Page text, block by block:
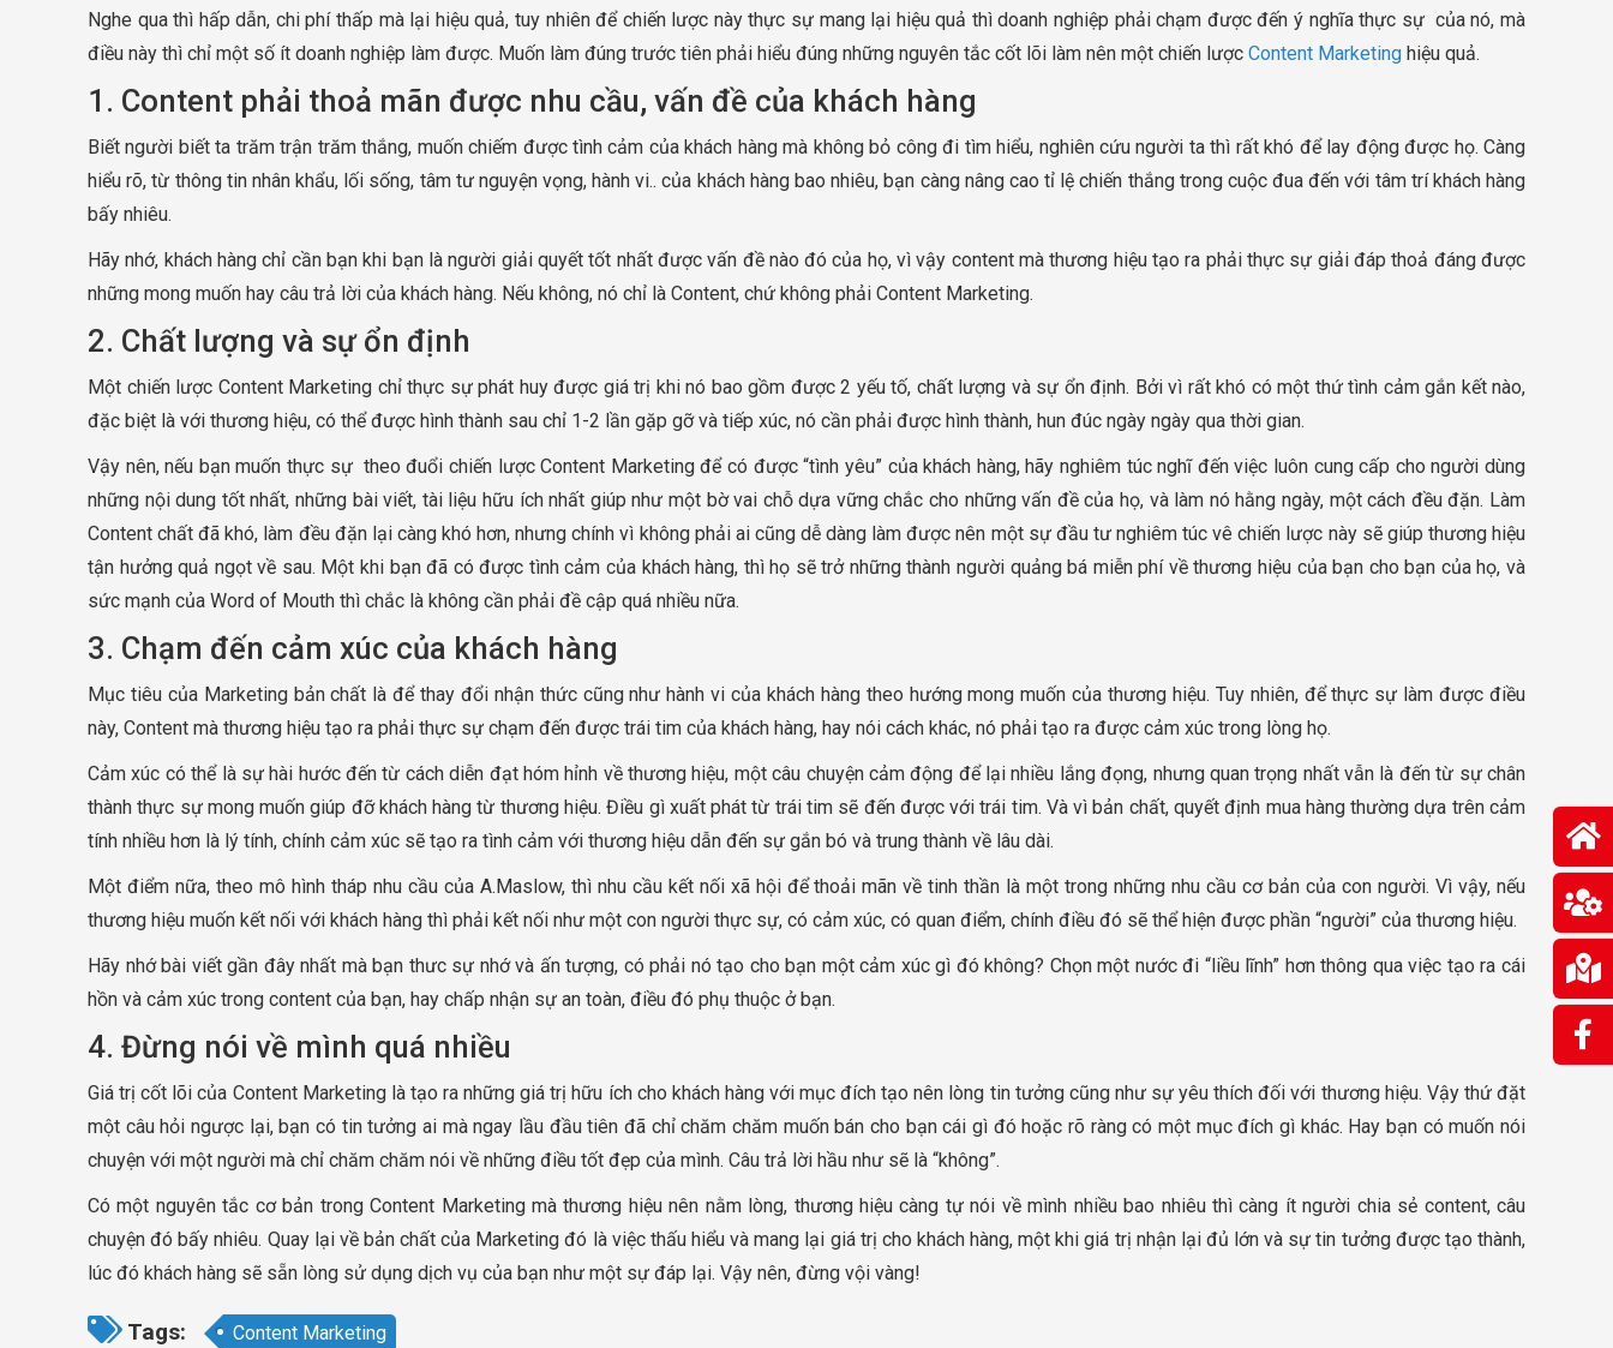
Nghe qua thì hấp dẫn, chi phí thấp mà lại hiệu quả, tuy nhiên để chiến lược này thực sự mang lại hiệu quả thì doanh nghiệp phải chạm được đến ý nghĩa thực sự của nó, mà
điều này thì chỉ một số ít doanh nghiệp làm được. Muốn làm đúng trước tiên phải hiểu đúng những nguyên tắc cốt lõi làm nên một chiến lược Content Marketing hiệu quả.
1. Content phải thoả mãn được nhu cầu, vấn đề của khách hàng
Biết người biết ta trăm trận trăm thắng, muốn chiếm được tình cảm của khách hàng mà không bỏ công đi tìm hiểu, nghiên cứu người ta thì rất khó để lay động được họ. Càng
hiểu rõ, từ thông tin nhân khẩu, lối sống, tâm tư nguyện vọng, hành vi.. của khách hàng bao nhiêu, bạn càng nâng cao tỉ lệ chiến thắng trong cuộc đua đến với tâm trí khách hàng
bấy nhiêu.
Hãy nhớ, khách hàng chỉ cần bạn khi bạn là người giải quyết tốt nhất được vấn đề nào đó của họ, vì vậy content mà thương hiệu tạo ra phải thực sự giải đáp thoả đáng được
những mong muốn hay câu trả lời của khách hàng. Nếu không, nó chỉ là Content, chứ không phải Content Marketing.
2. Chất lượng và sự ổn định
Một chiến lược Content Marketing chỉ thực sự phát huy được giá trị khi nó bao gồm được 2 yếu tố, chất lượng và sự ổn định. Bởi vì rất khó có một thứ tình cảm gắn kết nào,
đặc biệt là với thương hiệu, có thể được hình thành sau chỉ 1-2 lần gặp gỡ và tiếp xúc, nó cần phải được hình thành, hun đúc ngày ngày qua thời gian.
Vậy nên, nếu bạn muốn thực sự theo đuổi chiến lược Content Marketing để có được “tình yêu” của khách hàng, hãy nghiêm túc nghĩ đến việc luôn cung cấp cho người dùng
những nội dung tốt nhất, những bài viết, tài liệu hữu ích nhất giúp như một bờ vai chỗ dựa vững chắc cho những vấn đề của họ, và làm nó hằng ngày, một cách đều đặn. Làm
Content chất đã khó, làm đều đặn lại càng khó hơn, nhưng chính vì không phải ai cũng dễ dàng làm được nên một sự đầu tư nghiêm túc vê chiến lược này sẽ giúp thương hiệu
tận hưởng quả ngọt về sau. Một khi bạn đã có được tình cảm của khách hàng, thì họ sẽ trở những thành người quảng bá miễn phí về thương hiệu của bạn cho bạn của họ, và
sức mạnh của Word of Mouth thì chắc là không cần phải đề cập quá nhiều nữa.
3. Chạm đến cảm xúc của khách hàng
Mục tiêu của Marketing bản chất là để thay đổi nhận thức cũng như hành vi của khách hàng theo hướng mong muốn của thương hiệu. Tuy nhiên, để thực sự làm được điều
này, Content mà thương hiệu tạo ra phải thực sự chạm đến được trái tim của khách hàng, hay nói cách khác, nó phải tạo ra được cảm xúc trong lòng họ.
Cảm xúc có thể là sự hài hước đến từ cách diễn đạt hóm hỉnh về thương hiệu, một câu chuyện cảm động để lại nhiều lắng đọng, nhưng quan trọng nhất vẫn là đến từ sự chân
thành thực sự mong muốn giúp đỡ khách hàng từ thương hiệu. Điều gì xuất phát từ trái tim sẽ đến được với trái tim. Và vì bản chất, quyết định mua hàng thường dựa trên cảm
tính nhiều hơn là lý tính, chính cảm xúc sẽ tạo ra tình cảm với thương hiệu dẫn đến sự gắn bó và trung thành về lâu dài.
Một điểm nữa, theo mô hình tháp nhu cầu của A.Maslow, thì nhu cầu kết nối xã hội để thoải mãn về tinh thần là một trong những nhu cầu cơ bản của con người. Vì vậy, nếu
thương hiệu muốn kết nối với khách hàng thì phải kết nối như một con người thực sự, có cảm xúc, có quan điểm, chính điều đó sẽ thể hiện được phần “người” của thương hiệu.
Hãy nhớ bài viết gần đây nhất mà bạn thưc sự nhớ và ấn tượng, có phải nó tạo cho bạn một cảm xúc gì đó không? Chọn một nước đi “liều lĩnh” hơn thông qua việc tạo ra cái
hồn và cảm xúc trong content của bạn, hay chấp nhận sự an toàn, điều đó phụ thuộc ở bạn.
4. Đừng nói về mình quá nhiều
Giá trị cốt lõi của Content Marketing là tạo ra những giá trị hữu ích cho khách hàng với mục đích tạo nên lòng tin tưởng cũng như sự yêu thích đối với thương hiệu. Vậy thứ đặt
một câu hỏi ngược lại, bạn có tin tưởng ai mà ngay lầu đầu tiên đã chỉ chăm chăm muốn bán cho bạn cái gì đó hoặc rõ ràng có một mục đích gì khác. Hay bạn có muốn nói
chuyện với một người mà chỉ chăm chăm nói về những điều tốt đẹp của mình. Câu trả lời hầu như sẽ là “không”.
Có một nguyên tắc cơ bản trong Content Marketing mà thương hiệu nên nằm lòng, thương hiệu càng tự nói về mình nhiều bao nhiêu thì càng ít người chia sẻ content, câu
chuyện đó bấy nhiêu. Quay lại về bản chất của Marketing đó là việc thấu hiểu và mang lại giá trị cho khách hàng, một khi giá trị nhận lại đủ lớn và sự tin tưởng được tạo thành,
lúc đó khách hàng sẽ sẵn lòng sử dụng dịch vụ của bạn như một sự đáp lại. Vậy nên, đừng vội vàng!
Tags: Content Marketing